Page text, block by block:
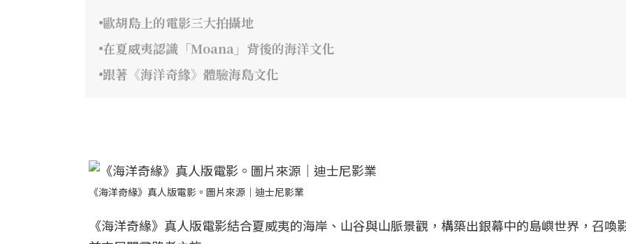
歐胡島上的電影三大拍攝地
在夏威夷認識「Moana」背後的海洋文化
跟著《海洋奇緣》體驗海島文化
《海洋奇緣》真人版電影。圖片來源｜迪士尼影業
《海洋奇緣》真人版電影結合夏威夷的海岸、山谷與山脈景觀，構築出銀幕中的島嶼世界，召喚